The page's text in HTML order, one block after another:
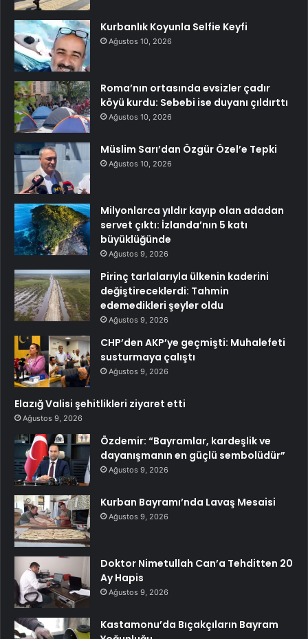
Kurbanlık Koyunla Selfie Keyfi
Ağustos 10, 2026
Roma’nın ortasında evsizler çadır
köyü kurdu: Sebebi ise duyanı çıldırttı
Ağustos 10, 2026
Müslim Sarı’dan Özgür Özel’e Tepki
Ağustos 10, 2026
Milyonlarca yıldır kayıp olan adadan
servet çıktı: İzlanda’nın 5 katı
büyüklüğünde
Ağustos 9, 2026
Pirinç tarlalarıyla ülkenin kaderini
değiştireceklerdi: Tahmin
edemedikleri şeyler oldu
Ağustos 9, 2026
CHP’den AKP’ye geçmişti: Muhalefeti
susturmaya çalıştı
Ağustos 9, 2026
Elazığ Valisi şehitlikleri ziyaret etti
Ağustos 9, 2026
Özdemir: “Bayramlar, kardeşlik ve
dayanışmanın en güçlü sembolüdür”
Ağustos 9, 2026
Kurban Bayramı’nda Lavaş Mesaisi
Ağustos 9, 2026
Doktor Nimetullah Can’a Tehditten 20
Ay Hapis
Ağustos 9, 2026
Kastamonu’da Bıçakçıların Bayram